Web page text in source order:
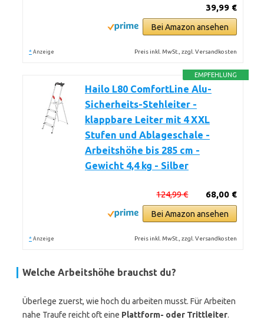
39,99 €
Bei Amazon ansehen
* Anzeige Preis inkl. MwSt., zzgl. Versandkosten
EMPFEHLUNG
Hailo L80 ComfortLine Alu-
Sicherheits-Stehleiter -
klappbare Leiter mit 4 XXL
Stufen und Ablageschale -
Arbeitshöhe bis 285 cm -
Gewicht 4,4 kg - Silber
68,00 €
124,99 €
Bei Amazon ansehen
* Anzeige Preis inkl. MwSt., zzgl. Versandkosten
Welche Arbeitshöhe brauchst du?
Überlege zuerst, wie hoch du arbeiten musst. Für Arbeiten
nahe Traufe reicht oft eine Plattform- oder Trittleiter.